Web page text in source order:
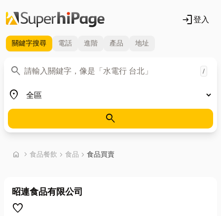
login登入
關鍵字搜尋 電話 進階 產品 地址
search
關鍵字 /
place
地區
search
home chevron_right 首頁
食品餐飲 chevron_right 食品 chevron_right 食品買賣
昭連食品有限公司
favorite